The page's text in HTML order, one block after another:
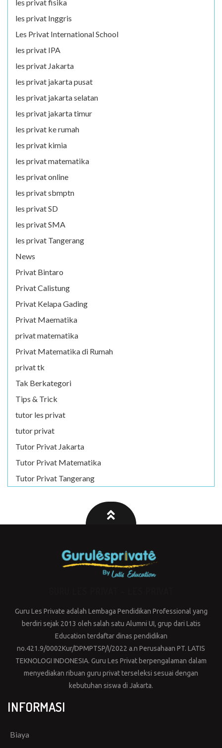
les privat fisika
les privat Inggris
Les Privat International School
les privat IPA
les privat Jakarta
les privat jakarta pusat
les privat jakarta selatan
les privat jakarta timur
les privat ke rumah
les privat kimia
les privat matematika
les privat online
les privat sbmptn
les privat SD
les privat SMA
les privat Tangerang
News
Privat Bintaro
Privat Calistung
Privat Kelapa Gading
Privat Maematika
privat matematika
Privat Matematika di Rumah
privat tk
Tak Berkategori
Tips & Trick
tutor les privat
tutor privat
Tutor Privat Jakarta
Tutor Privat Matematika
Tutor Privat Tangerang
Guru Les Private adalah Lembaga Pendidikan Professional yang
berdiri sejak 2013 oleh salah satu Alumni UI, grup dari Latis
Education terdaftar dinas pendidikan
no.421.9/0002Kur/DPMPTSP/I/2022 a.n Perusahaan PT. LATIS
TEKNOLOGI INDONESIA. Guru Les Privat berpengalaman dalam
menyediakan ribuan guru privat terseleksi sesuai dengan
kebutuhan siswa di Jakarta.
INFORMASI
Biaya